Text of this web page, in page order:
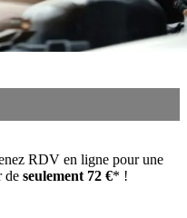
RDV en ligne pour une
de seulement 72 €* !